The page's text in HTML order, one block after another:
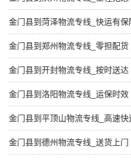
金门县到菏泽物流专线_快运有保
金门县到郑州物流专线_零担配货
金门县到开封物流专线_按时送达
金门县到洛阳物流专线_运保时效
金门县到平顶山物流专线_高速快
金门县到德州物流专线_送货上门